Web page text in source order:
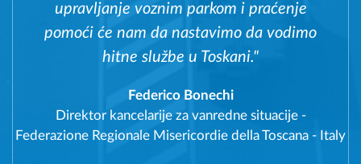
upravljanje voznim parkom i praćenje
pomoći će nam da nastavimo da vodimo
hitne službe u Toskani."
Federico Bonechi
Direktor kancelarije za vanredne situacije -
Federazione Regionale Misericordie della Toscana - Italy